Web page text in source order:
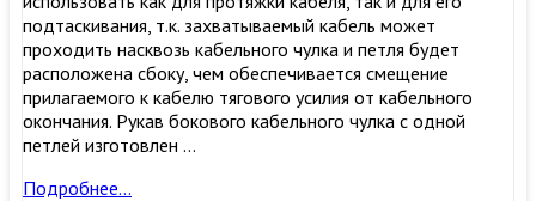
подтаскивания, т.к. захватываемый кабель может
проходить насквозь кабельного чулка и петля будет
расположена сбоку, чем обеспечивается смещение
прилагаемого к кабелю тягового усилия от кабельного
окончания. Рукав бокового кабельного чулка с одной
петлей изготовлен …
КЧБ20/1
Подробнее…